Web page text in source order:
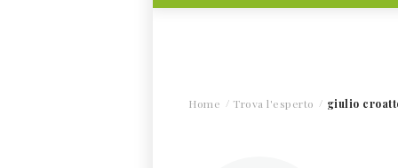
Home Trova l'esperto giulio